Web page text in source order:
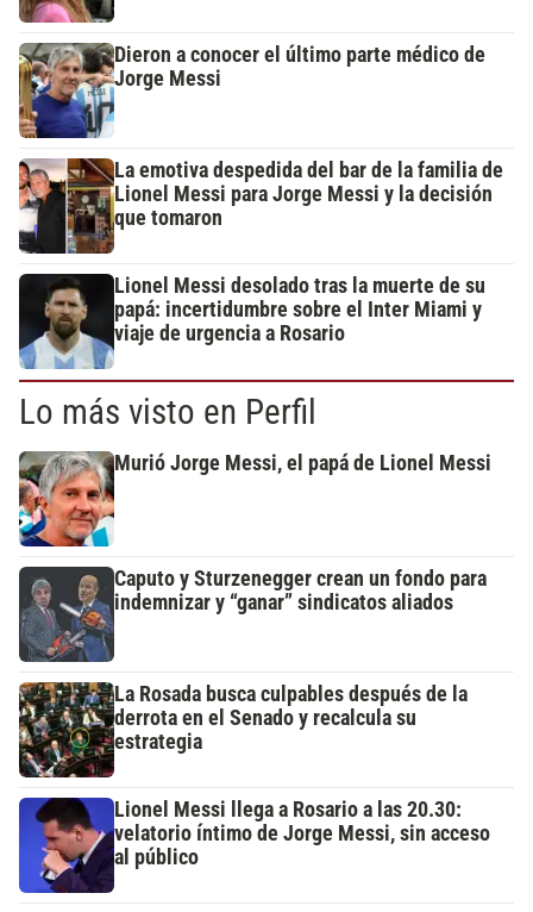
Dieron a conocer el último parte médico de
Jorge Messi
La emotiva despedida del bar de la familia de
Lionel Messi para Jorge Messi y la decisión
que tomaron
Lionel Messi desolado tras la muerte de su
papá: incertidumbre sobre el Inter Miami y
viaje de urgencia a Rosario
Lo más visto en Perfil
Murió Jorge Messi, el papá de Lionel Messi
Caputo y Sturzenegger crean un fondo para
indemnizar y “ganar” sindicatos aliados
La Rosada busca culpables después de la
derrota en el Senado y recalcula su
estrategia
Lionel Messi llega a Rosario a las 20.30:
velatorio íntimo de Jorge Messi, sin acceso
al público